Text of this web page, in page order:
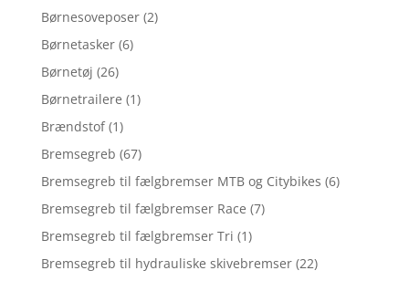
Børnesoveposer (2)
Børnetasker (6)
Børnetøj (26)
Børnetrailere (1)
Brændstof (1)
Bremsegreb (67)
Bremsegreb til fælgbremser MTB og Citybikes (6)
Bremsegreb til fælgbremser Race (7)
Bremsegreb til fælgbremser Tri (1)
Bremsegreb til hydrauliske skivebremser (22)